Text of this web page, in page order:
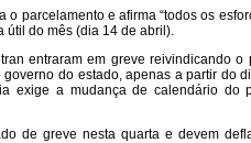
parcelamento e afirma “todos os
útil do mês (dia 14 de abril).
entraram em greve reivindicando
do estado, apenas a partir do
exige a mudança de calendário do
de greve nesta quarta e devem